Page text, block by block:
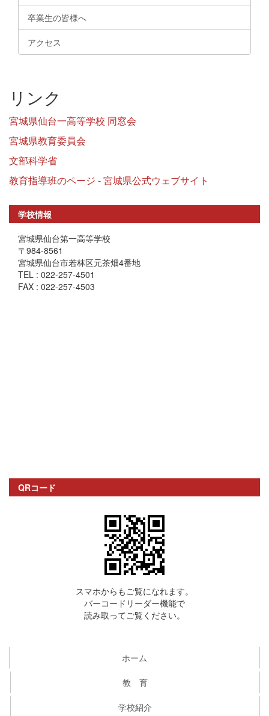
卒業生の皆様へ
アクセス
リンク
宮城県仙台一高等学校 同窓会
宮城県教育委員会
文部科学省
教育指導班のページ - 宮城県公式ウェブサイト
学校情報
宮城県仙台第一高等学校
〒984-8561
宮城県仙台市若林区元茶畑4番地
TEL : 022-257-4501
FAX : 022-257-4503
QRコード
スマホからもご覧になれます。
バーコードリーダー機能で
読み取ってご覧ください。
ホーム
教 育
学校紹介